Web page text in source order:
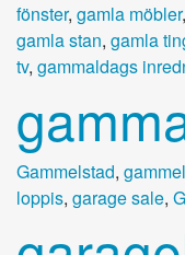
fönster, gamla möbler,
gamla stan, gamla
tv, gammaldags
Gammelstad,
loppis, garage sale,